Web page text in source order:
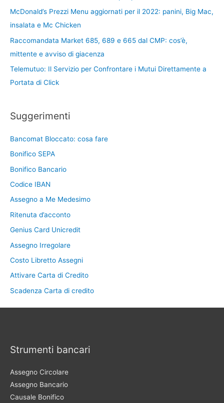
McDonald’s Prezzi Menu aggiornati per il 2022: panini, Big Mac,
insalata e Mc Chicken
Raccomandata Market 685, 689 e 665 dal CMP: cos’è,
mittente e avviso di giacenza
Telemutuo: Il Servizio per Confrontare i Mutui Direttamente a
Portata di Click
Suggerimenti
Bancomat Bloccato: cosa fare
Bonifico SEPA
Bonifico Bancario
Codice IBAN
Assegno a Me Medesimo
Ritenuta d’acconto
Genius Card Unicredit
Assegno Irregolare
Costo Libretto Assegni
Attivare Carta di Credito
Scadenza Carta di credito
Strumenti bancari
Assegno Circolare
Assegno Bancario
Causale Bonifico